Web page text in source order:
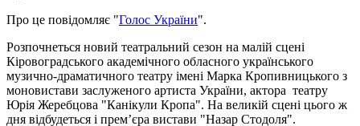
Про це повідомляє "Голос України".
Розпочнеться новий театральний сезон на малій сцені
Кіровоградського академічного обласного українського
музично-драматичного театру імені Марка Кропивницького з
моновистави заслуженого артиста України, актора театру
Юрія Жеребцова "Канікули Кропа". На великій сцені цього ж
дня відбудеться і прем’єра вистави "Назар Стодоля".